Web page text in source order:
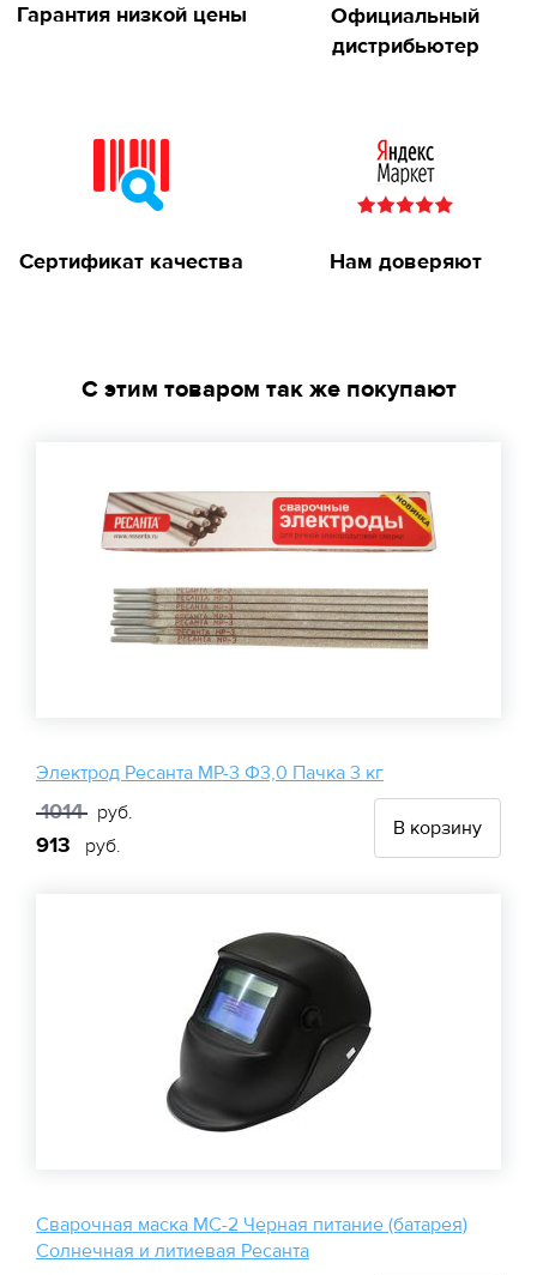
Гарантия низкой цены
Официальный
дистрибьютер
Сертификат качества Нам доверяют
С этим товаром так же покупают
Электрод Ресанта МР-3 Ф3,0 Пачка 3 кг
1014 руб.
913 руб.
В корзину
Сварочная маска МС-2 Черная питание (батарея)
Солнечная и литиевая Ресанта